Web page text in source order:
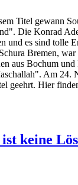
Titel gewann
Die Konrad
und es sind tolle
Bremen,
aus Bochum
Am 24.
geehrt. Hier
keine